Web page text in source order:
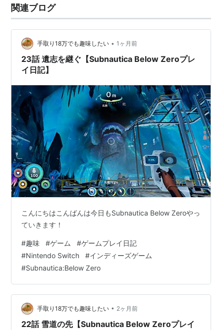
関連ブログ
手取り18万でも趣味したい • 1ヶ月前
23話 遺志を継ぐ【Subnautica Below Zeroプレ
イ日記】
こんにちはこんばんは今日もSubnautica Below Zeroやっ
ていきます！
#趣味 #ゲーム #ゲームプレイ日記
#Nintendo Switch #インディーズゲーム
#Subnautica:Below Zero
手取り18万でも趣味したい • 2ヶ月前
22話 雪道の先【Subnautica Below Zeroプレイ